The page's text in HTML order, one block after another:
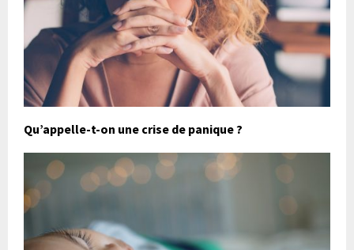
Qu’appelle-t-on une crise de panique ?